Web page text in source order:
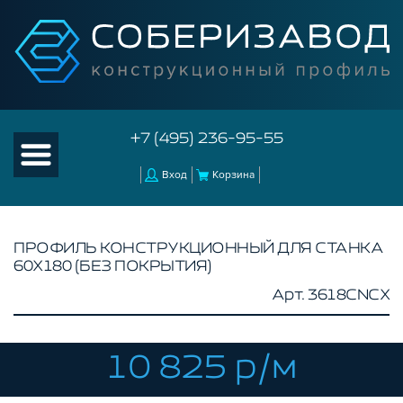
+7 (495) 236-95-55
Вход Корзина
КАТАЛОГ ТОВАРОВ
КОНСТРУКЦИОННЫЙ ПРОФИЛЬ
СЕРЕБРИСТЫЙ
ПРОФИЛЬ КОНСТРУКЦИОННЫЙ ДЛЯ СТАНКА
60Х180 (БЕЗ ПОКРЫТИЯ)
Арт. 3618CNCX
10 825 р/м